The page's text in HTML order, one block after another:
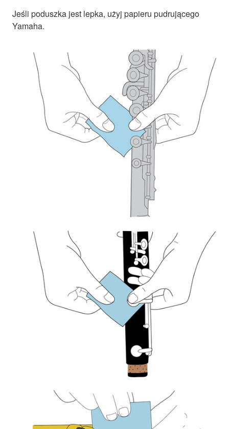
Jeśli poduszka jest lepka, użyj papieru pudrującego
Yamaha.